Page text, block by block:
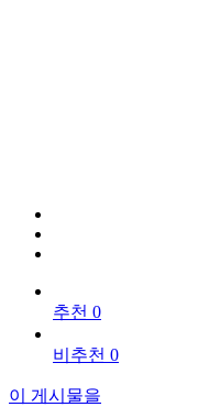
추천 0
비추천 0
이 게시물을